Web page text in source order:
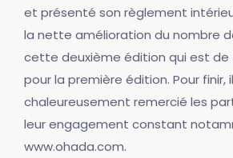
et présenté son règlement
la nette amélioration du nombre
cette deuxième édition qui est de
pour la première édition. Pour finir,
chaleureusement remercié les
leur engagement constant
www.ohada.com.